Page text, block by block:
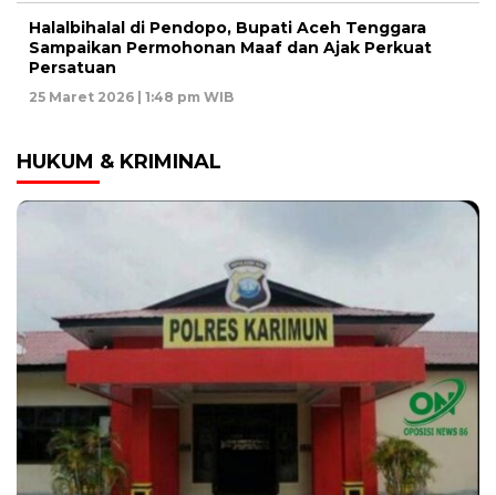
Halalbihalal di Pendopo, Bupati Aceh Tenggara
Sampaikan Permohonan Maaf dan Ajak Perkuat
Persatuan
25 Maret 2026 | 1:48 pm WIB
HUKUM & KRIMINAL